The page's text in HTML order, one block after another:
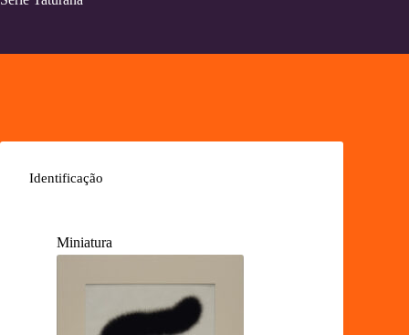
Identificação
Miniatura